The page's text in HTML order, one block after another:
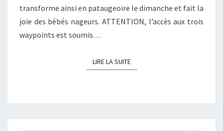
transforme ainsi en pataugeoire le dimanche et fait la
joie des bébés nageurs. ATTENTION, l’accès aux trois
waypoints est soumis…
LIRE LA SUITELIRE LA SUITE